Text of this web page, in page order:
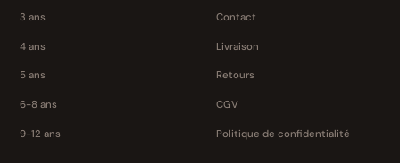
3 ans
4 ans
5 ans
6-8 ans
9-12 ans
Contact
Livraison
Retours
CGV
Politique de confidentialité